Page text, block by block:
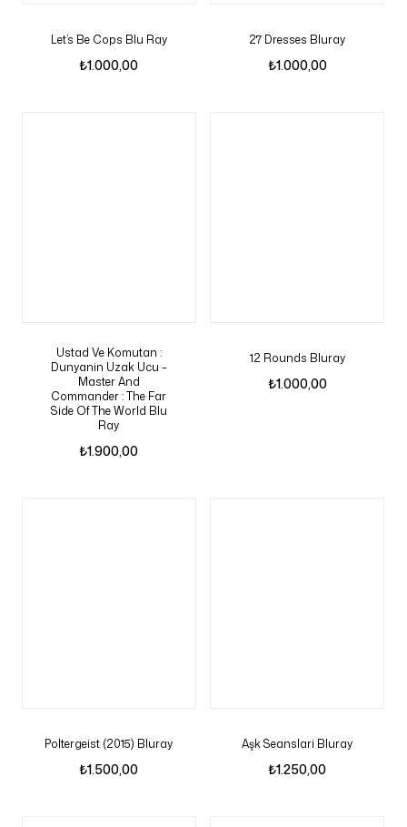
Let’s Be Cops Blu Ray
₺1.000,00
27 Dresses Bluray
₺1.000,00
Ustad Ve Komutan :
Dunyanin Uzak Ucu –
Master And
Commander : The Far
Side Of The World Blu
Ray
₺1.900,00
12 Rounds Bluray
₺1.000,00
Poltergeist (2015) Bluray
₺1.500,00
Aşk Seanslari Bluray
₺1.250,00